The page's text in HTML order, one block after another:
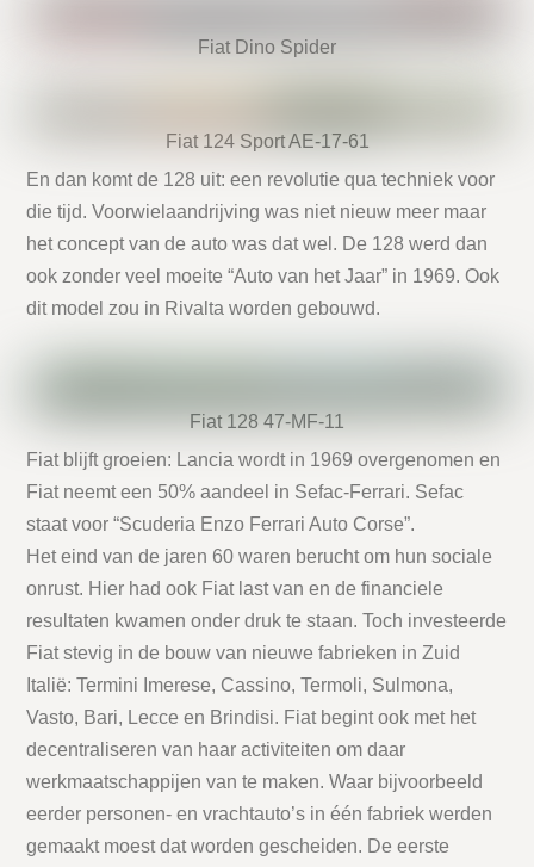
Fiat Dino Spider
Fiat 124 Sport AE-17-61
En dan komt de 128 uit: een revolutie qua techniek voor
die tijd. Voorwielaandrijving was niet nieuw meer maar
het concept van de auto was dat wel. De 128 werd dan
ook zonder veel moeite “Auto van het Jaar” in 1969. Ook
dit model zou in Rivalta worden gebouwd.
Fiat 128 47-MF-11
Fiat blijft groeien: Lancia wordt in 1969 overgenomen en
Fiat neemt een 50% aandeel in Sefac-Ferrari. Sefac
staat voor “Scuderia Enzo Ferrari Auto Corse”.
Het eind van de jaren 60 waren berucht om hun sociale
onrust. Hier had ook Fiat last van en de financiele
resultaten kwamen onder druk te staan. Toch investeerde
Fiat stevig in de bouw van nieuwe fabrieken in Zuid
Italië: Termini Imerese, Cassino, Termoli, Sulmona,
Vasto, Bari, Lecce en Brindisi. Fiat begint ook met het
decentraliseren van haar activiteiten om daar
werkmaatschappijen van te maken. Waar bijvoorbeeld
eerder personen- en vrachtauto’s in één fabriek werden
gemaakt moest dat worden gescheiden. De eerste